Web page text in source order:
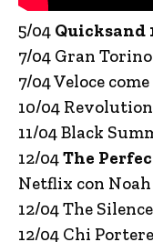
5/04 Quicksand
7/04 Gran Torino
7/04 Veloce
10/04
11/04 Black
12/04The
Netflix con
12/04 The
12/04 Chi